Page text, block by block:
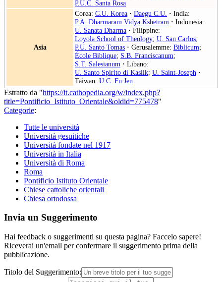
P.U.C. Santa Rosa
Asia
Corea: C.U. Korea · Daegu C.U. · India:
P.A. Dharmaram Vidya Kshetram · Indonesia:
U. Sanata Dharma · Filippine:
Loyola School of Theology; U. San Carlos;
P.U. Santo Tomas · Gerusalemme: Biblicum;
École Biblique; S.B. Franciscanum;
S.T. Salesianum · Libano:
U. Santo Spirito di Kaslik; U. Saint-Joseph ·
Taiwan: U.C. Fu Jen
Estratto da "https://it.cathopedia.org/w/index.php?
title=Pontificio_Istituto_Orientale&oldid=775478"
Categorie:
Tutte le università
Università gesuitiche
Università fondate nel 1917
Università in Italia
Università di Roma
Roma
Pontificio Istituto Orientale
Chiese cattoliche orientali
Chiesa ortodossa
Invia un Suggerimento
Hai feedback o suggerimenti su questa pagina? Faccelo sapere!
Riceverai un'email per confermare il suggerimento prima della
pubblicazione.
Titolo del Suggerimento: